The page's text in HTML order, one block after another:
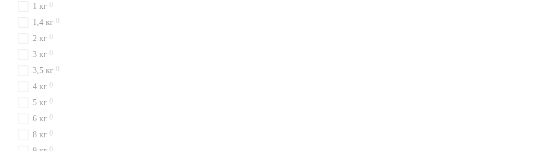
1 кг 0
1,4 кг 0
2 кг 0
3 кг 0
3,5 кг 0
4 кг 0
5 кг 0
6 кг 0
8 кг 0
0